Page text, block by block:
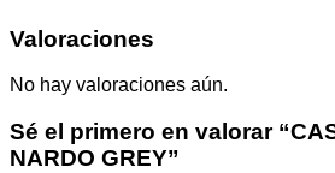
Valoraciones
No hay valoraciones aún.
Sé el primero en valorar
NARDO GREY”